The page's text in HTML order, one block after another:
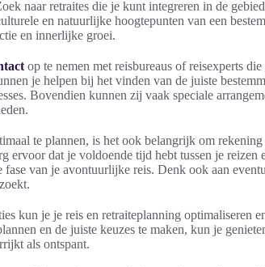
naar retraites die je kunt integreren in de
en natuurlijke hoogtepunten van een
en innerlijke groei.
op te nemen met reisbureaus of reisexperts
je helpen bij het vinden van de juiste
Bovendien kunnen zij vaak speciale
te plannen, is het ook belangrijk om
ervoor dat je voldoende tijd hebt tussen je reizen
fase van je avontuurlijke reis. Denk ook aan
kun je je reis en retraiteplanning optimaliseren
en de juiste keuzes te maken, kun je
als ontspant.